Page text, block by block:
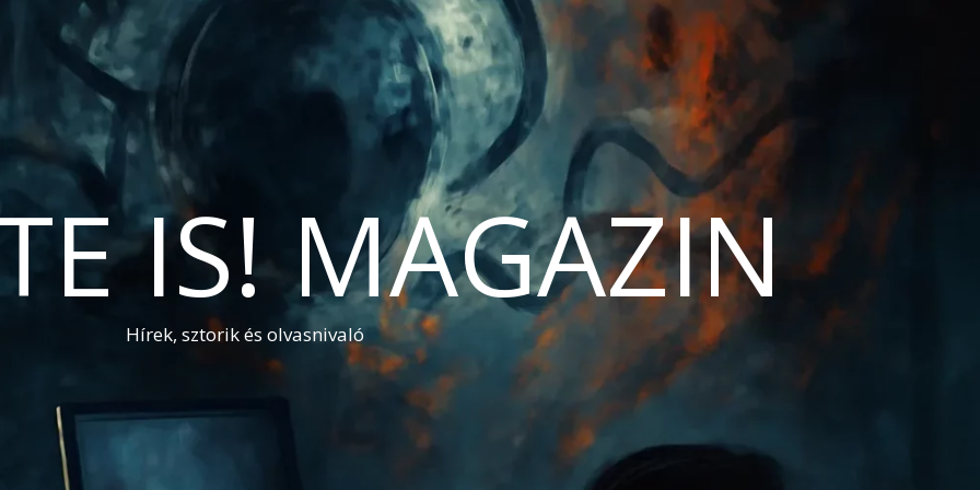
IS! MAGAZIN
Hírek, sztorik és olvasnivaló